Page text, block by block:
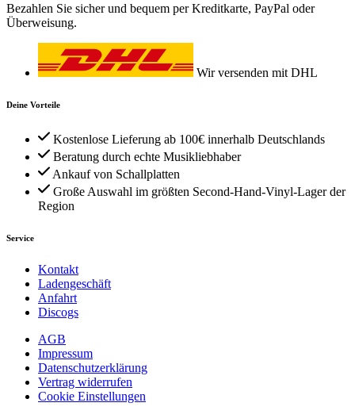
Bezahlen Sie sicher und bequem per Kreditkarte, PayPal oder
Überweisung.
Wir versenden mit DHL
Deine Vorteile
Kostenlose Lieferung ab 100€ innerhalb Deutschlands
Beratung durch echte Musikliebhaber
Ankauf von Schallplatten
Große Auswahl im größten Second-Hand-Vinyl-Lager der
Region
Service
Kontakt
Ladengeschäft
Anfahrt
Discogs
AGB
Impressum
Datenschutzerklärung
Vertrag widerrufen
Cookie Einstellungen